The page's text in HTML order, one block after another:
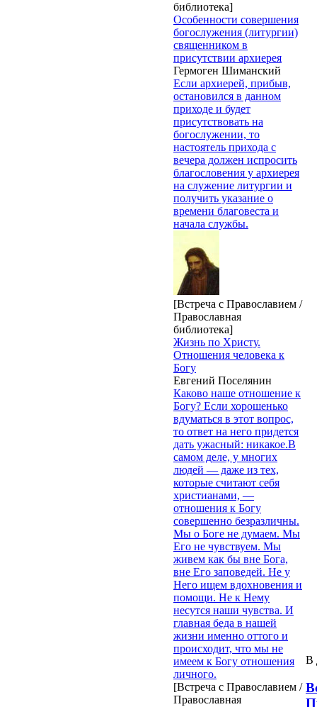
библиотека]
Особенности совершения
богослужения (литургии)
священником в
присутствии архиерея
Гермоген Шиманский
Если архиерей, прибыв,
остановился в данном
приходе и будет
присутствовать на
богослужении, то
настоятель прихода с
вечера должен испросить
благословения у архиерея
на служение литургии и
получить указание о
времени благовеста и
начала службы.
[Встреча с Православием /
Православная
библиотека]
Жизнь по Христу.
Отношения человека к
Богу
Евгений Поселянин
Каково наше отношение к
Богу? Если хорошенько
вдуматься в этот вопрос,
то ответ на него придется
дать ужасный: никакое.В
самом деле, у многих
людей — даже из тех,
которые считают себя
христианами, —
отношения к Богу
совершенно безразличны.
Мы о Боге не думаем. Мы
Его не чувствуем. Мы
живем как бы вне Бога,
вне Его заповедей. Не у
Него ищем вдохновения и
помощи. Не к Нему
несутся наши чувства. И
главная беда в нашей
жизни именно оттого и
происходит, что мы не
имеем к Богу отношения
личного.
[Встреча с Православием /
Православная
В